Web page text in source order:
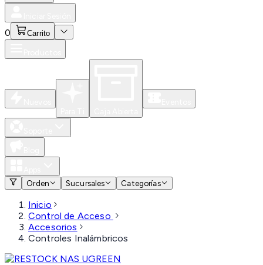
0 Carrito
Orden
Sucursales Categorías
Inicio
Control de Acceso
Accesorios
Controles Inalámbricos